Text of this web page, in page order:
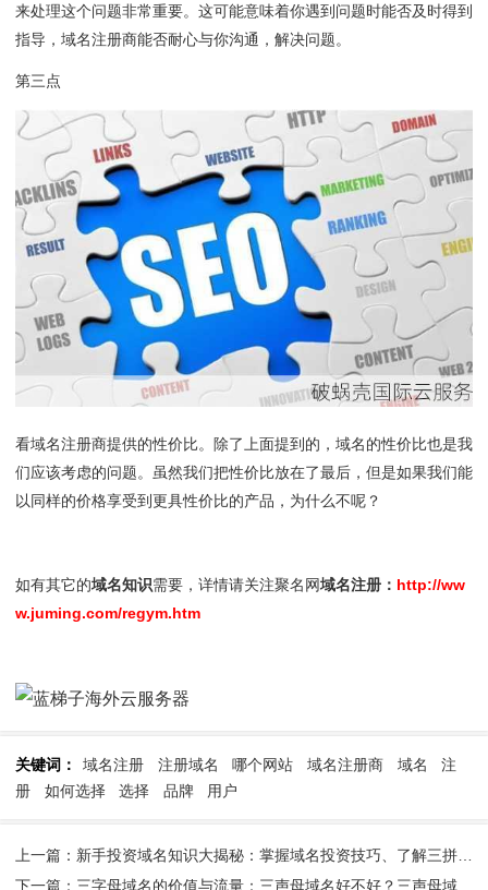
来处理这个问题非常重要。这可能意味着你遇到问题时能否及时得到
指导，域名注册商能否耐心与你沟通，解决问题。
第三点
看域名注册商提供的性价比。除了上面提到的，域名的性价比也是我
们应该考虑的问题。虽然我们把性价比放在了最后，但是如果我们能
以同样的价格享受到更具性价比的产品，为什么不呢？
如有其它的域名知识需要，详情请关注聚名网域名注册： http://ww
w.juming.com/regym.htm
关键词： 域名注册 注册域名 哪个网站 域名注册商 域名
注
册
如何选择 选择 品牌 用户